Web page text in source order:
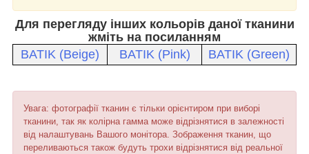
Для перегляду інших кольорів даної тканини
жміть на посиланням
BATIK (Beige)
BATIK (Pink) BATIK (Green)
Увага: фотографії тканин є тільки орієнтиром при виборі
тканини, так як колірна гамма може відрізнятися в залежності
від налаштувань Вашого монітора. Зображення тканин, що
переливаються також будуть трохи відрізнятися від реальної